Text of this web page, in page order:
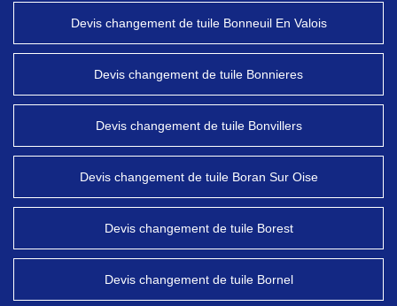
Devis changement de tuile Bonneuil En Valois
Devis changement de tuile Bonnieres
Devis changement de tuile Bonvillers
Devis changement de tuile Boran Sur Oise
Devis changement de tuile Borest
Devis changement de tuile Bornel